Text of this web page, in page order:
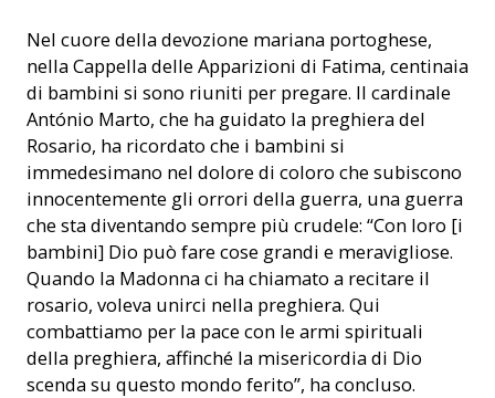
Nel cuore della devozione mariana portoghese,
nella Cappella delle Apparizioni di Fatima, centinaia
di bambini si sono riuniti per pregare. Il cardinale
António Marto, che ha guidato la preghiera del
Rosario, ha ricordato che i bambini si
immedesimano nel dolore di coloro che subiscono
innocentemente gli orrori della guerra, una guerra
che sta diventando sempre più crudele: “Con loro [i
bambini] Dio può fare cose grandi e meravigliose.
Quando la Madonna ci ha chiamato a recitare il
rosario, voleva unirci nella preghiera. Qui
combattiamo per la pace con le armi spirituali
della preghiera, affinché la misericordia di Dio
scenda su questo mondo ferito”, ha concluso.